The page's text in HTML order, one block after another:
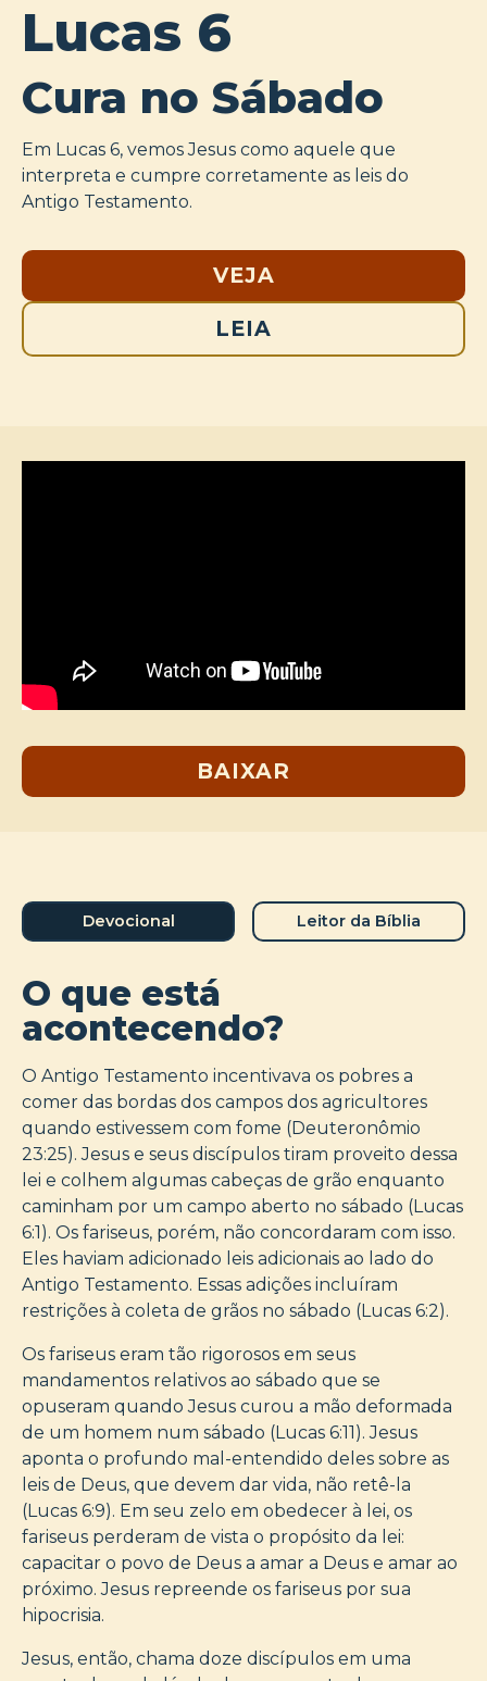
Lucas 6
Cura no Sábado
Em Lucas 6, vemos Jesus como aquele que
interpreta e cumpre corretamente as leis do
Antigo Testamento.
VEJA
LEIA
BAIXAR
Devocional Leitor da Bíblia
O que está
acontecendo?
O Antigo Testamento incentivava os pobres a
comer das bordas dos campos dos agricultores
quando estivessem com fome (Deuteronômio
23:25). Jesus e seus discípulos tiram proveito dessa
lei e colhem algumas cabeças de grão enquanto
caminham por um campo aberto no sábado (Lucas
6:1). Os fariseus, porém, não concordaram com isso.
Eles haviam adicionado leis adicionais ao lado do
Antigo Testamento. Essas adições incluíram
restrições à coleta de grãos no sábado (Lucas 6:2).
Os fariseus eram tão rigorosos em seus
mandamentos relativos ao sábado que se
opuseram quando Jesus curou a mão deformada
de um homem num sábado (Lucas 6:11). Jesus
aponta o profundo mal-entendido deles sobre as
leis de Deus, que devem dar vida, não retê-la
(Lucas 6:9). Em seu zelo em obedecer à lei, os
fariseus perderam de vista o propósito da lei:
capacitar o povo de Deus a amar a Deus e amar ao
próximo. Jesus repreende os fariseus por sua
hipocrisia.
Jesus, então, chama doze discípulos em uma